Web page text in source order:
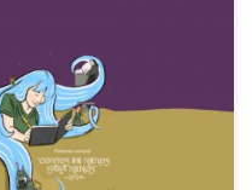
que desde os anos sesenta
ou gañaron moitos dos
con a súaobra unha
importancia nas letras
2024 do Concurso Literario